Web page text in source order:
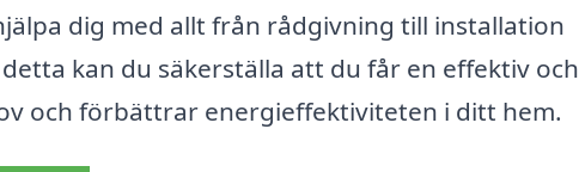
dig med allt från rådgivning till installation
kan du säkerställa att du får en effektiv och
och förbättrar energieffektiviteten i ditt hem.